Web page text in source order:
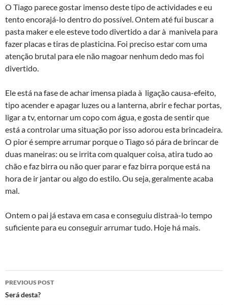
O Tiago parece gostar imenso deste tipo de actividades e eu
tento encorajá-lo dentro do possível. Ontem até fui buscar a
pasta maker e ele esteve todo divertido a dar à manivela para
fazer placas e tiras de plasticina. Foi preciso estar com uma
atenção brutal para ele não magoar nenhum dedo mas foi
divertido.
Ele está na fase de achar imensa piada à ligação causa-efeito,
tipo acender e apagar luzes ou a lanterna, abrir e fechar portas,
ligar a tv, entornar um copo com água, e gosta de sentir que
está a controlar uma situação por isso adorou esta brincadeira.
O pior é sempre arrumar porque o Tiago só pára de brincar de
duas maneiras: ou se irrita com qualquer coisa, atira tudo ao
chão e faz birra ou não quer parar e faz birra porque está na
hora de ir jantar ou algo do estilo. Ou seja, geralmente acaba
mal.
Ontem o pai já estava em casa e conseguiu distraà­-lo tempo
suficiente para eu conseguir arrumar tudo. Hoje há mais.
Post
navigation
PREVIOUS POST
Será desta?